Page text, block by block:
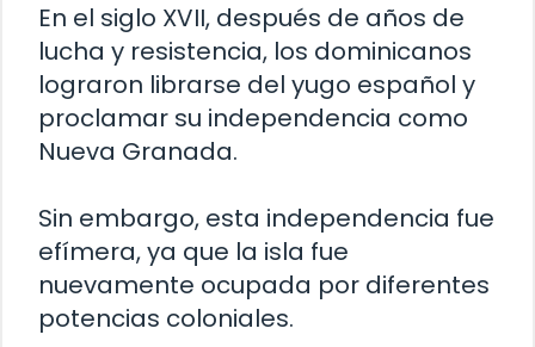
En el siglo XVII, después de años de
lucha y resistencia, los dominicanos
lograron librarse del yugo español y
proclamar su independencia como
Nueva Granada.
Sin embargo, esta independencia fue
efímera, ya que la isla fue
nuevamente ocupada por diferentes
potencias coloniales.